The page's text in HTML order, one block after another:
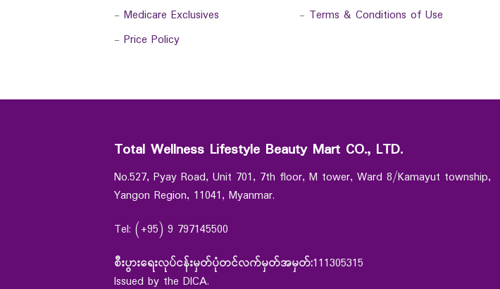
- Medicare Exclusives
- Price Policy
- Terms & Conditions of Use
Total Wellness Lifestyle Beauty Mart CO., LTD.
No.527, Pyay Road, Unit 701, 7th floor, M tower, Ward 8/Kamayut township,
Yangon Region, 11041, Myanmar.
Tel: (+95) 9 797145500
စီးပွားရေးလုပ်ငန်းမှတ်ပုံတင်လက်မှတ်အမှတ်:111305315
Issued by the DICA.